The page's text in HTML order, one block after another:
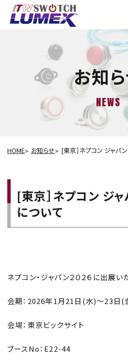
お知
NEWS
HOME お知らせ [東京］ネプコン ジャパ
[東京］ネプコン ジ
について
ネプコン・ジャパン２０２６に出展い
会期：2026年1月21日(水)～23日(
会場：東京ビックサイト
ブースNo：E22-44